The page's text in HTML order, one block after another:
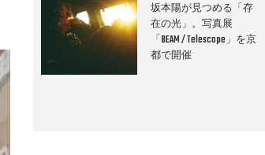
坂本陽が見つめる「存
在の光」。写真展
「BEAM / Telescope」を京
都で開催